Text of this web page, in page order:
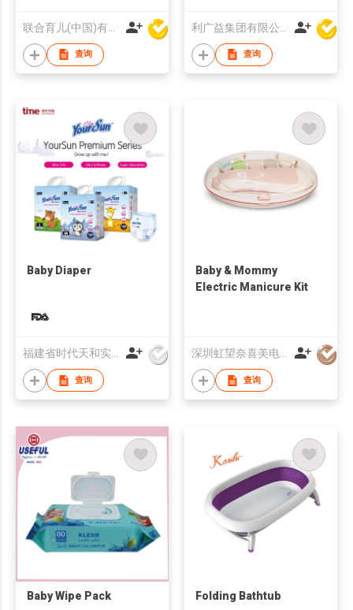
查询 查询
Baby Diaper
查询
Baby & Mommy
Electric Manicure Kit
深圳虹望奈喜美电器有限公司
查询
Baby Wipe Pack Folding Bathtub